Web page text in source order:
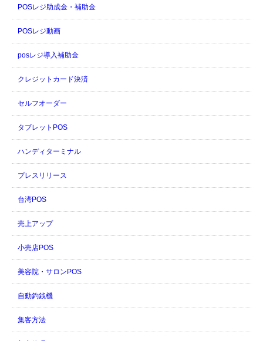
POSレジ助成金・補助金
POSレジ動画
posレジ導入補助金
クレジットカード決済
セルフオーダー
タブレットPOS
ハンディターミナル
プレスリリース
台湾POS
売上アップ
小売店POS
美容院・サロンPOS
自動釣銭機
集客方法